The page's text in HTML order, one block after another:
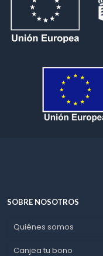
SOBRE NOSOTROS
Quiénes somos
Canjea tu bono